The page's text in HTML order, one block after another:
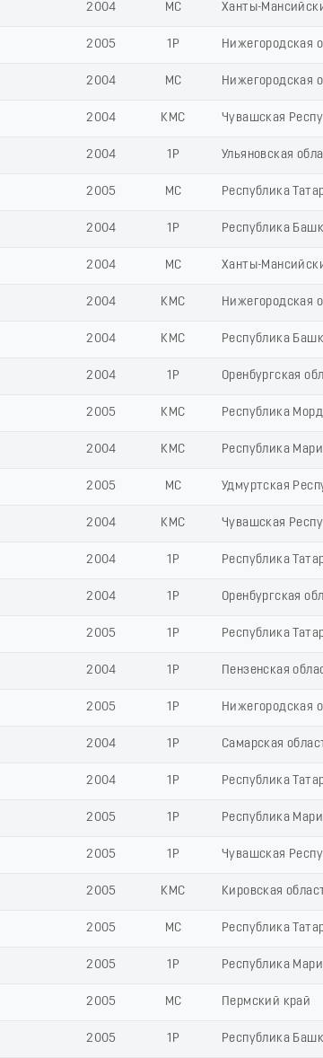
2004 МС Ханты-
2005 1Р Нижегородская
2004 МС Нижегородская
2004 КМС Чувашская
2004 1Р Ульяновская
2005 МС Республика
2004 1Р Республика
2004 МС Ханты-
2004 КМС Нижегородская
2004 КМС Республика
2004 1Р Оренбургская
2005 КМС Республика
2004 КМС Республика
2005 МС Удмуртская
2004 КМС Чувашская
2004 1Р Республика
2004 1Р Оренбургская
2005 1Р Республика
2004 1Р Пензенская
2005 1Р Нижегородская
2004 1Р Самарская
2004 1Р Республика
2005 1Р Республика
2005 1Р Чувашская
2005 КМС Кировская
2005 МС Республика
2005 1Р Республика
2005 МС Пермский край
2005 1Р Республика